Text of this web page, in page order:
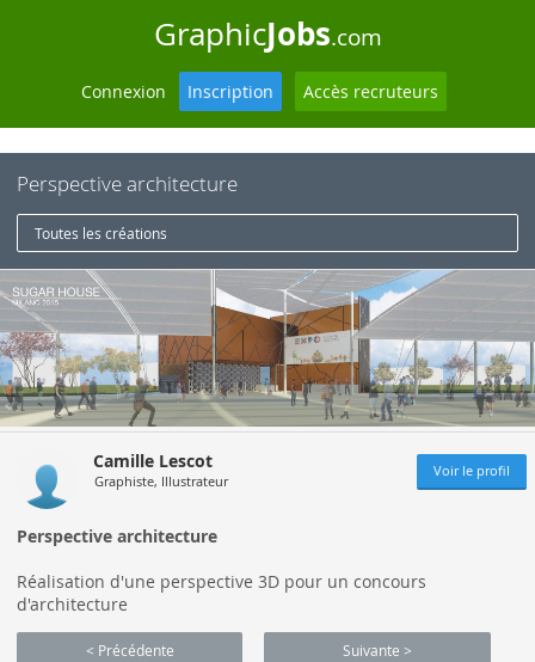
GraphicJobs.com
Connexion Inscription Accès recruteurs
Perspective architecture
Toutes les créations
Camille Lescot
Graphiste, Illustrateur
Voir le profil
Perspective architecture
Réalisation d'une perspective 3D pour un concours
d'architecture
< Précédente Suivante >